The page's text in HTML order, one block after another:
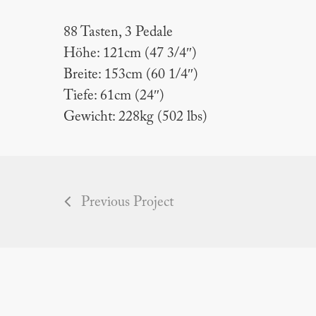
88 Tasten, 3 Pedale
Höhe: 121cm (47 3/4″)
Breite: 153cm (60 1/4″)
Tiefe: 61cm (24″)
Gewicht: 228kg (502 lbs)
Previous Project